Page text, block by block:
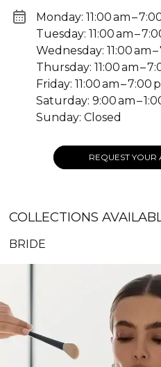
Monday: 11:00 am –
Tuesday: 11:00 am –
Wednesday: 11:00 am
Thursday: 11:00 am –
Friday: 11:00 am – 7:00
Saturday: 9:00 am –
Sunday: Closed
REQUEST
COLLECTIONS
BRIDE